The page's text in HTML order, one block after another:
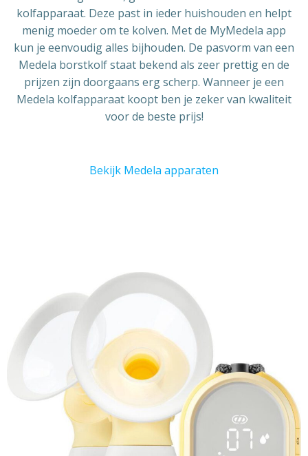
kolfapparaat. Deze past in ieder huishouden en helpt
menig moeder om te kolven. Met de MyMedela app
kun je eenvoudig alles bijhouden. De pasvorm van een
Medela borstkolf staat bekend als zeer prettig en de
prijzen zijn doorgaans erg scherp. Wanneer je een
Medela kolfapparaat koopt ben je zeker van kwaliteit
voor de beste prijs!
Bekijk Medela apparaten